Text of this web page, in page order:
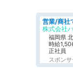
株式会社
福岡県
時給
正社員
スポン